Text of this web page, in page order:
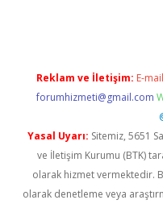
Reklam ve İletişim: E-
forumhizmeti@gmail.com
Yasal Uyarı: Sitemiz, 5651
ve İletişim Kurumu (BTK)
olarak hizmet vermektedir.
olarak denetleme veya